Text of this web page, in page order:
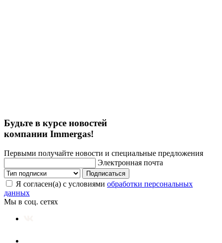
Будьте в курсе новостей
компании Immergas!
Первыми получайте новости и специальные предложения
Электронная почта
Подписаться
Я согласен(а) с условиями обработки персональных
данных
Мы в соц. сетях